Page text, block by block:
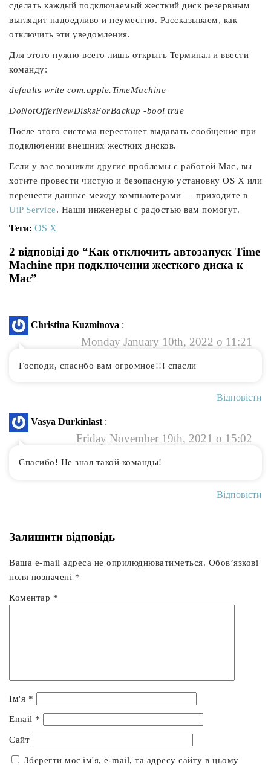
сделать каждый подключаемый жесткий диск резервным
выглядит надоедливо и неуместно. Рассказываем, как
отключить эти уведомления.
Для этого нужно всего лишь открыть Терминал и ввести
команду:
defaults write com.apple.TimeMachine
DoNotOfferNewDisksForBackup -bool true
После этого система перестанет выдавать сообщение при
подключении внешних жестких дисков.
Если у вас возникли другие проблемы с работой Mac, вы
хотите провести чистую и безопасную установку OS X или
перенести данные между компьютерами — приходите в
UiP Service. Наши инженеры с радостью вам помогут.
Теги: OS X
2 відповіді до “Как отключить автозапуск Time
Machine при подключении жесткого диска к
Mac”
Christina Kuzminova :
Monday January 10th, 2022 о 11:21
Господи, спасибо вам огромное!!! спасли
Відповісти
Vasya Durkinlast :
Friday November 19th, 2021 о 15:02
Спасибо! Не знал такой команды!
Відповісти
Залишити відповідь
Ваша e-mail адреса не оприлюднюватиметься. Обов’язкові
поля позначені *
Коментар *
Ім'я *
Email *
Сайт
Зберегти моє ім'я, e-mail, та адресу сайту в цьому